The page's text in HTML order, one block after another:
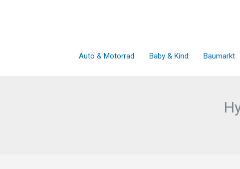
Auto & Motorrad Baby & Kind Baumarkt